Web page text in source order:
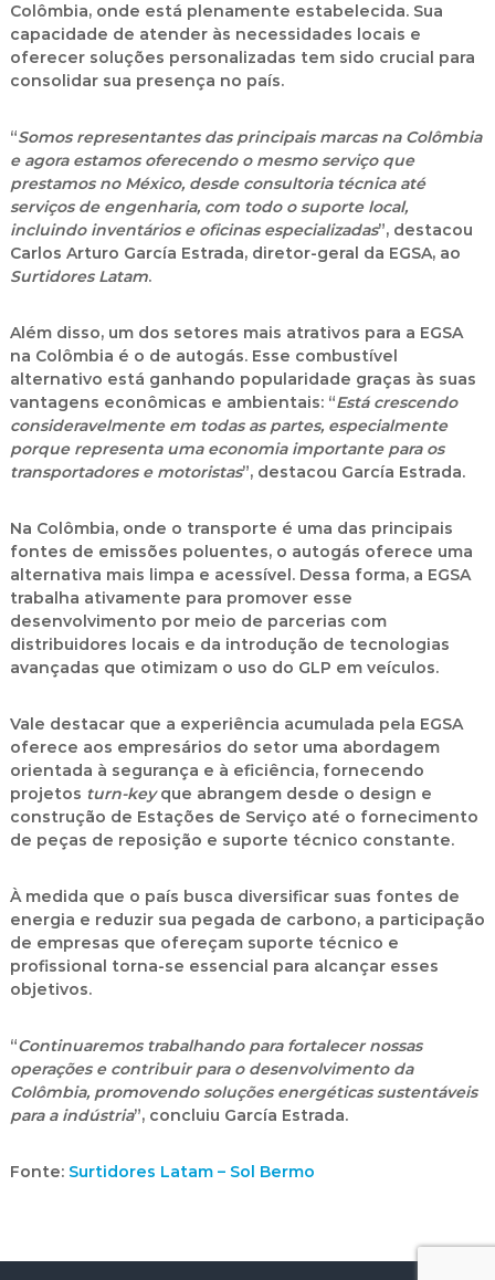
Colômbia, onde está plenamente estabelecida. Sua
capacidade de atender às necessidades locais e
oferecer soluções personalizadas tem sido crucial para
consolidar sua presença no país.
“Somos representantes das principais marcas na Colômbia
e agora estamos oferecendo o mesmo serviço que
prestamos no México, desde consultoria técnica até
serviços de engenharia, com todo o suporte local,
incluindo inventários e oficinas especializadas”, destacou
Carlos Arturo García Estrada, diretor-geral da EGSA, ao
Surtidores Latam.
Além disso, um dos setores mais atrativos para a EGSA
na Colômbia é o de autogás. Esse combustível
alternativo está ganhando popularidade graças às suas
vantagens econômicas e ambientais: “Está crescendo
consideravelmente em todas as partes, especialmente
porque representa uma economia importante para os
transportadores e motoristas”, destacou García Estrada.
Na Colômbia, onde o transporte é uma das principais
fontes de emissões poluentes, o autogás oferece uma
alternativa mais limpa e acessível. Dessa forma, a EGSA
trabalha ativamente para promover esse
desenvolvimento por meio de parcerias com
distribuidores locais e da introdução de tecnologias
avançadas que otimizam o uso do GLP em veículos.
Vale destacar que a experiência acumulada pela EGSA
oferece aos empresários do setor uma abordagem
orientada à segurança e à eficiência, fornecendo
projetos turn-keyque abrangem desde o design e
construção de Estações de Serviço até o fornecimento
de peças de reposição e suporte técnico constante.
À medida que o país busca diversificar suas fontes de
energia e reduzir sua pegada de carbono, a participação
de empresas que ofereçam suporte técnico e
profissional torna-se essencial para alcançar esses
objetivos.
“Continuaremos trabalhando para fortalecer nossas
operações e contribuir para o desenvolvimento da
Colômbia, promovendo soluções energéticas sustentáveis
para a indústria”, concluiu García Estrada.
Fonte: Surtidores Latam – Sol Bermo